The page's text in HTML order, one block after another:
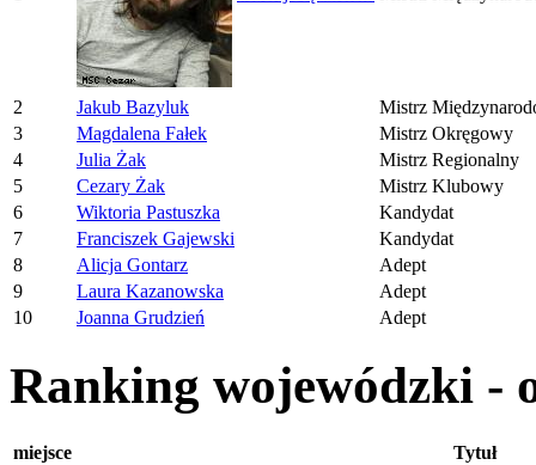
2 Jakub Bazyluk
Mistrz
3
Magdalena Fałek
Mistrz Okręgowy
4
Julia Żak
Mistrz Regionalny
5
Cezary Żak
Mistrz Klubowy
6
Wiktoria Pastuszka
Kandydat
7
Franciszek Gajewski
Kandydat
8
Alicja Gontarz
Adept
9
Laura Kazanowska
Adept
10
Joanna Grudzień Adept
Ranking wojewódzki -
miejsce Tytuł